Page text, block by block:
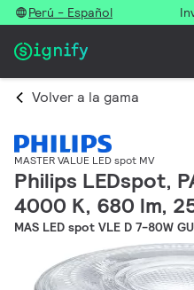
Perú - Español
Volver a la gama
MASTER VALUE LED spot MV
Philips LEDspot,
4000 K, 680 lm,
MAS LED spot VLE D 7-80W